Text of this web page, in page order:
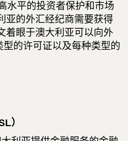
水平的投资者保护和市场
亚的外汇经纪商需要获得
着眼于澳大利亚可以向外
的许可证以及每种类型的
）